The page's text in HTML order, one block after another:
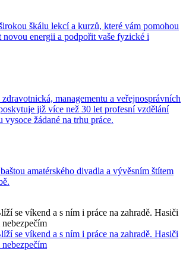
škálu lekcí a kurzů, které vám pomohou
novou energii a podpořit vaše fyzické i
managementu a veřejnosprávních
již více než 30 let profesní vzdělání
vysoce žádané na trhu práce.
amatérského divadla a vývěsním štítem
se víkend a s ním i práce na zahradě. Hasiči
se víkend a s ním i práce na zahradě. Hasiči